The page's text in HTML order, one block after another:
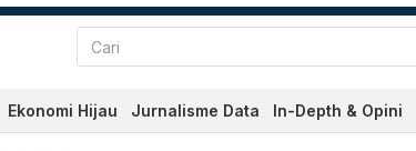
Ekonomi Hijau Jurnalisme Data In-Depth & Opini